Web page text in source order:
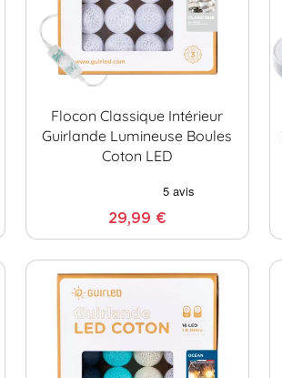
Flocon Classique Intérieur
Guirlande Lumineuse Boules
Coton LED
29,99 €